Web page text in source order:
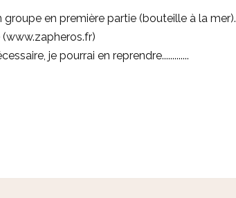
en première partie (bouteille à la mer).
je pourrai en reprendre.............